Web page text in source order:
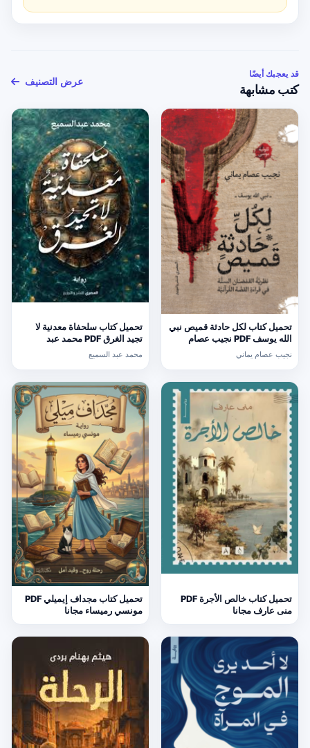
قد يعجبك أيضًا
كتب مشابهة
عرض التصنيف
تحميل كتاب لكل حادثة قميص نبي
الله يوسف PDF نجيب عصام
يماني مجانا
نجيب عصام يماني
تحميل كتاب سلحفاة معدنية لا
تجيد الغرق PDF محمد عبد
محمد عبد السميع
تحميل كتاب خالص الأجرة PDF
منى عارف مجانا
تحميل كتاب مجداف إيميلي PDF
مونسي رميساء مجانا